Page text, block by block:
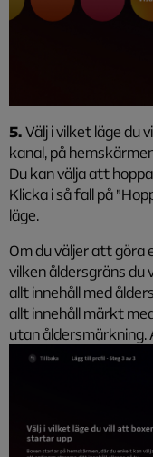
5.Välj i vilket läge du
kanal, på
Du kan välja att
Klicka i så fall på
läge.
Om du väljer att göra
vilken åldersgräns du
allt innehåll med
allt innehåll märkt
utan åldersmärkning.